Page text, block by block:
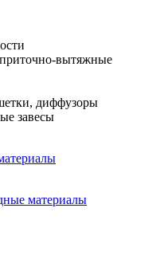
вытяжные
диффузоры
завесы
материалы